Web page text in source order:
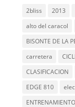
2bliss 2013
alto del caracol
BISONTE DE LA
carretera
CLASIFICACION
EDGE 810
ENTRENAMIENTO